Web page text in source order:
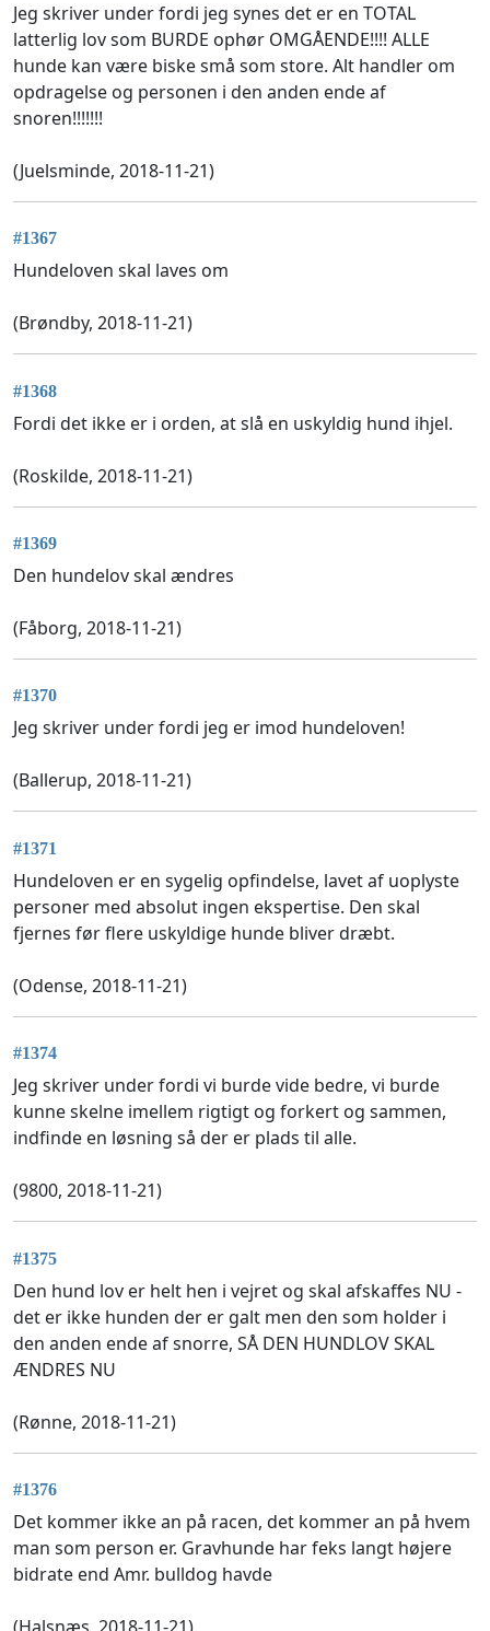
Jeg skriver under fordi jeg synes det er en TOTAL
latterlig lov som BURDE ophør OMGÅENDE!!!! ALLE
hunde kan være biske små som store. Alt handler om
opdragelse og personen i den anden ende af
snoren!!!!!!!
(Juelsminde, 2018-11-21)
#1367
Hundeloven skal laves om
(Brøndby, 2018-11-21)
#1368
Fordi det ikke er i orden, at slå en uskyldig hund ihjel.
(Roskilde, 2018-11-21)
#1369
Den hundelov skal ændres
(Fåborg, 2018-11-21)
#1370
Jeg skriver under fordi jeg er imod hundeloven!
(Ballerup, 2018-11-21)
#1371
Hundeloven er en sygelig opfindelse, lavet af uoplyste
personer med absolut ingen ekspertise. Den skal
fjernes før flere uskyldige hunde bliver dræbt.
(Odense, 2018-11-21)
#1374
Jeg skriver under fordi vi burde vide bedre, vi burde
kunne skelne imellem rigtigt og forkert og sammen,
indfinde en løsning så der er plads til alle.
(9800, 2018-11-21)
#1375
Den hund lov er helt hen i vejret og skal afskaffes NU -
det er ikke hunden der er galt men den som holder i
den anden ende af snorre, SÅ DEN HUNDLOV SKAL
ÆNDRES NU
(Rønne, 2018-11-21)
#1376
Det kommer ikke an på racen, det kommer an på hvem
man som person er. Gravhunde har feks langt højere
bidrate end Amr. bulldog havde